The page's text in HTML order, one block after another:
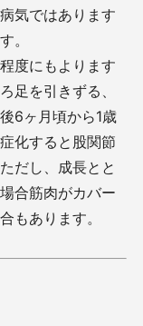
気ではあります
。
度にもよります
足を引きずる、
6ヶ月頃から1歳
化すると股関節
だし、成長とと
合筋肉がカバー
もあります。